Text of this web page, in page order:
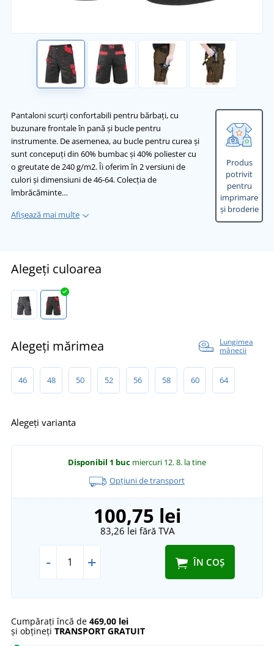
Pantaloni scurți confortabili pentru bărbați, cu
buzunare frontale în pană și bucle pentru
instrumente. De asemenea, au bucle pentru curea și
sunt concepuţi din 60% bumbac și 40% poliester cu
o greutate de 240 g/m2. Îi oferim în 2 versiuni de
culori și dimensiuni de 46-64. Colecția de
îmbrăcăminte…
Afișează mai multe
Produs
potrivit
pentru
imprimare
și broderie
Alegeți culoarea
Alegeți mărimea
Lungimea
mânecii
46 48 50 52 56 58 60 64
Alegeți varianta
Disponibil 1 buc miercuri 12. 8. la tine
Opțiuni de transport
100,75 lei
83,26 lei fără TVA
- + ÎN COȘ
Cumpărați încă de 469,00 lei
și obțineți TRANSPORT GRATUIT